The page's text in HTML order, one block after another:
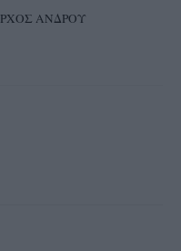
ΑΝΔΡΟΥ